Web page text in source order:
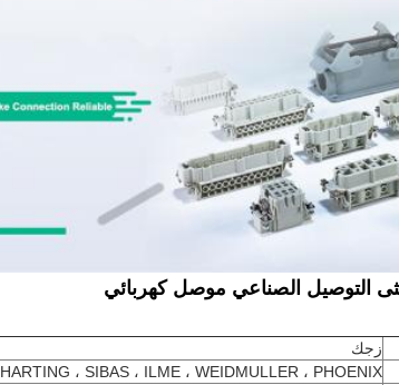
زجك
HARTING ، SIBAS ، ILME ، WEIDMULLER ، PHOENIX